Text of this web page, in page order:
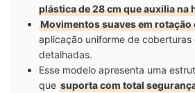
plástica de 28 cm que auxilia na
Movimentos suaves em rotação
aplicação uniforme de coberturas
detalhadas.
Esse modelo apresenta uma
que suporta com total